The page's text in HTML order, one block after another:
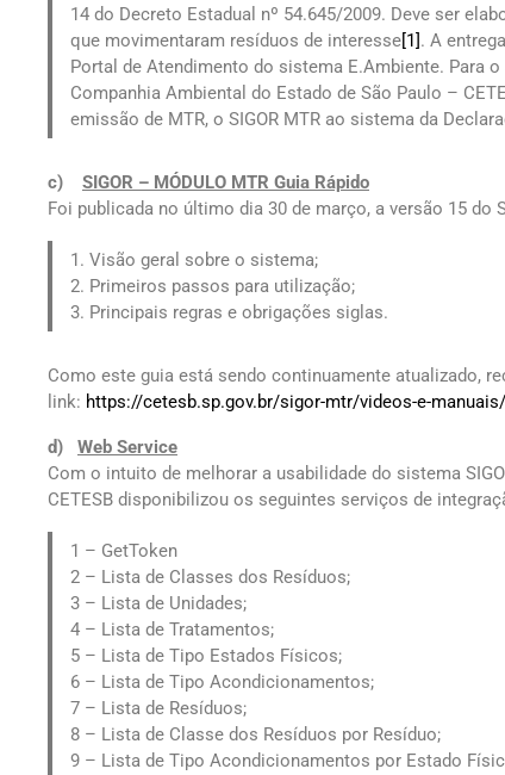
14 do Decreto Estadual nº 54.645/2009. Deve ser
que movimentaram resíduos de interesse[1]. A
Portal de Atendimento do sistema E.Ambiente. Para
Companhia Ambiental do Estado de São Paulo –
emissão de MTR, o SIGOR MTR ao sistema da
c) SIGOR – MÓDULO MTR Guia Rápido
Foi publicada no último dia 30 de março, a versão 15 do
1. Visão geral sobre o sistema;
2. Primeiros passos para utilização;
3. Principais regras e obrigações siglas.
Como este guia está sendo continuamente atualizado,
link: https://cetesb.sp.gov.br/sigor-mtr/videos-e-manuais/
d) Web Service
Com o intuito de melhorar a usabilidade do sistema
CETESB disponibilizou os seguintes serviços de
1 – GetToken
2 – Lista de Classes dos Resíduos;
3 – Lista de Unidades;
4 – Lista de Tratamentos;
5 – Lista de Tipo Estados Físicos;
6 – Lista de Tipo Acondicionamentos;
7 – Lista de Resíduos;
8 – Lista de Classe dos Resíduos por Resíduo;
9 – Lista de Tipo Acondicionamentos por Estado